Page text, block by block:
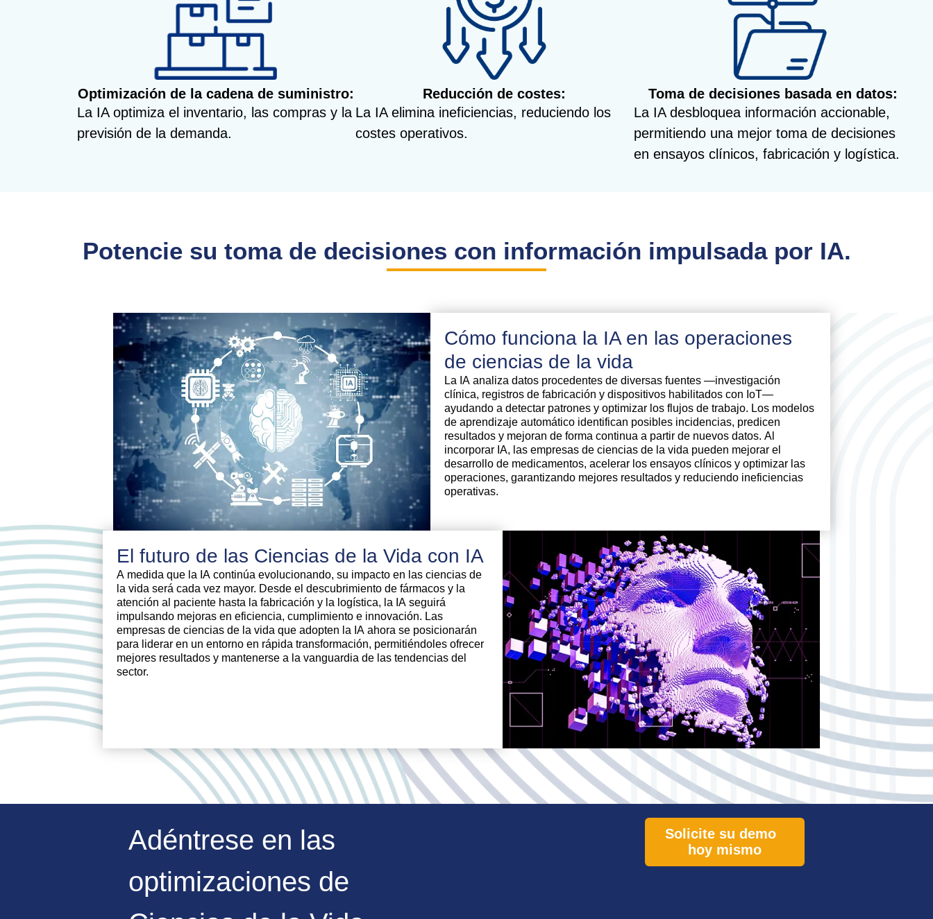
Optimización de la cadena de suministro:
La IA optimiza el inventario, las compras y la
previsión de la demanda.
Reducción de costes:
La IA elimina ineficiencias, reduciendo los
costes operativos.
Toma de decisiones basada en datos:
La IA desbloquea información accionable,
permitiendo una mejor toma de decisiones
en ensayos clínicos, fabricación y logística.
Potencie su toma de decisiones con información impulsada por IA.
Cómo funciona la IA en las operaciones
de ciencias de la vida
La IA analiza datos procedentes de diversas fuentes —investigación
clínica, registros de fabricación y dispositivos habilitados con IoT—
ayudando a detectar patrones y optimizar los flujos de trabajo. Los modelos
de aprendizaje automático identifican posibles incidencias, predicen
resultados y mejoran de forma continua a partir de nuevos datos. Al
incorporar IA, las empresas de ciencias de la vida pueden mejorar el
desarrollo de medicamentos, acelerar los ensayos clínicos y optimizar las
operaciones, garantizando mejores resultados y reduciendo ineficiencias
operativas.
El futuro de las Ciencias de la Vida con IA
A medida que la IA continúa evolucionando, su impacto en las ciencias de
la vida será cada vez mayor. Desde el descubrimiento de fármacos y la
atención al paciente hasta la fabricación y la logística, la IA seguirá
impulsando mejoras en eficiencia, cumplimiento e innovación. Las
empresas de ciencias de la vida que adopten la IA ahora se posicionarán
para liderar en un entorno en rápida transformación, permitiéndoles ofrecer
mejores resultados y mantenerse a la vanguardia de las tendencias del
sector.
Adéntrese en las
optimizaciones de
Solicite su demo
hoy mismo